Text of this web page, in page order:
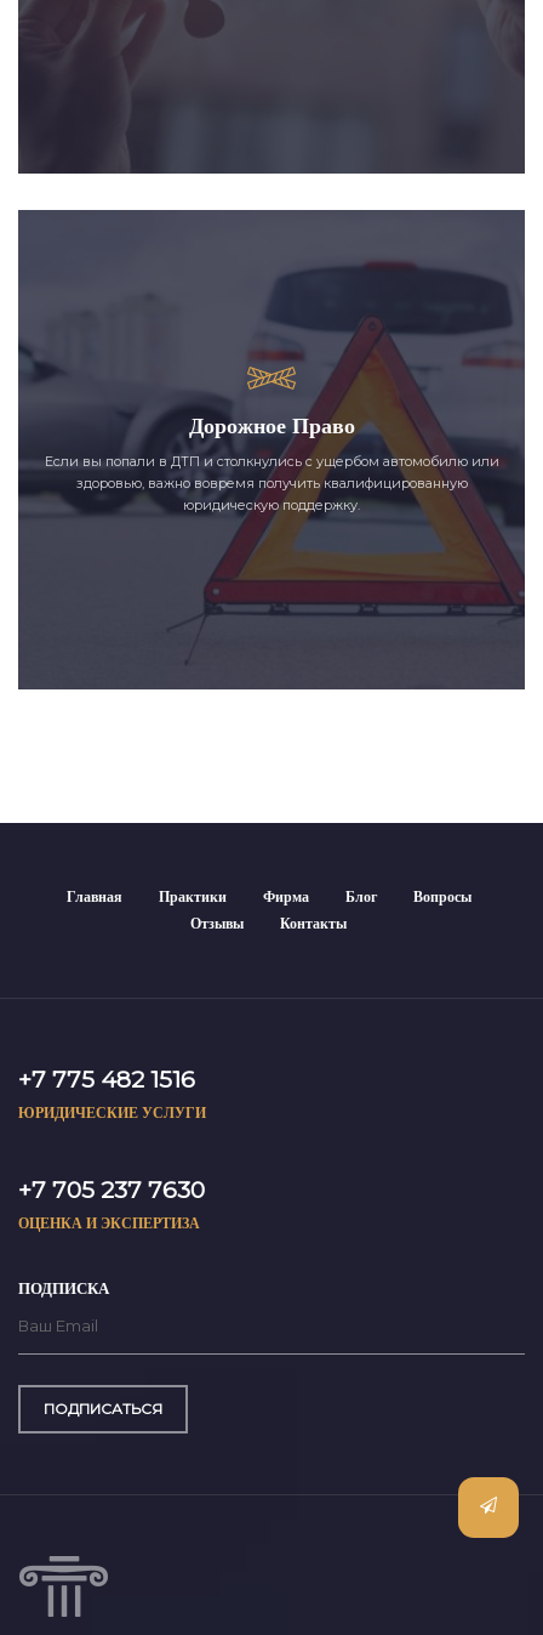
Дорожное Право
Если вы попали в ДТП и столкнулись с ущербом автомобилю или
здоровью, важно вовремя получить квалифицированную
юридическую поддержку.
Главная Практики Фирма Блог
Вопросы
Отзывы
Контакты
+7 775 482 1516
ЮРИДИЧЕСКИЕ УСЛУГИ
+7 705 237 7630
ОЦЕНКА И ЭКСПЕРТИЗА
ПОДПИСКА
ПОДПИСАТЬСЯ